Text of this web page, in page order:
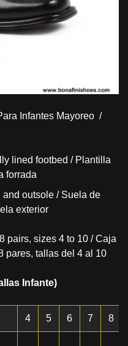
Infantes Mayoreo /
lined footbed / Plantilla
forrada
outsole / Suela de
exterior
pairs, sizes 4 to 10 / Caja
pares, tallas del 4 al 10
Infante)
4 5 6 7 8